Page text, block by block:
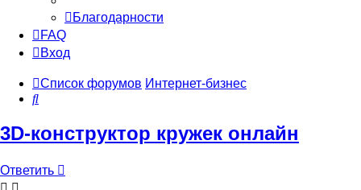
Благодарности
FAQ
Вход
Список форумов Интернет-бизнес
Поиск
3D-конструктор кружек онлайн
Ответить